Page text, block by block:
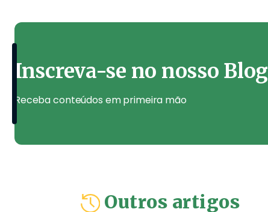
Inscreva-se no nosso Blog
Receba conteúdos em primeira mão
Outros artigos